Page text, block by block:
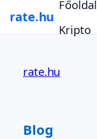
rate.hu
Főoldal
Kripto
tartalomhoz
rate.hu
Blog